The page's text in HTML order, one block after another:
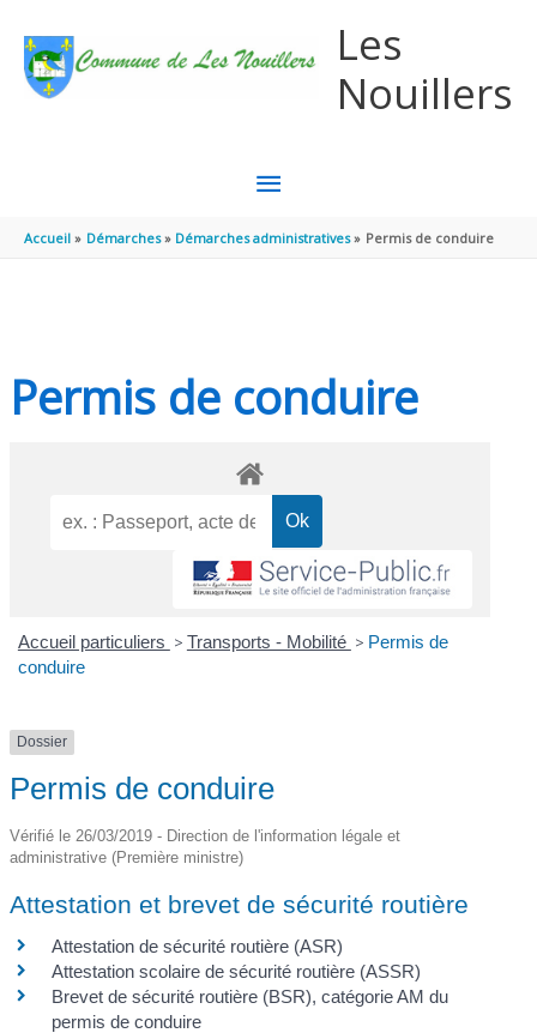
Les
Nouillers
MENU
PRINCIPAL
Accueil Démarches Démarches administratives Permis de conduire
Permis de conduire
Accueil particuliers > Transports - Mobilité > Permis de
conduire
Dossier
Permis de conduire
Vérifié le 26/03/2019 - Direction de l'information légale et
administrative (Première ministre)
Attestation et brevet de sécurité routière
Attestation de sécurité routière (ASR)
Attestation scolaire de sécurité routière (ASSR)
Brevet de sécurité routière (BSR), catégorie AM du
permis de conduire